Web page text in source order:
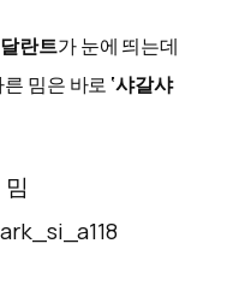
란트가 눈에 띄는데
밈은 바로 ‘샤갈샤